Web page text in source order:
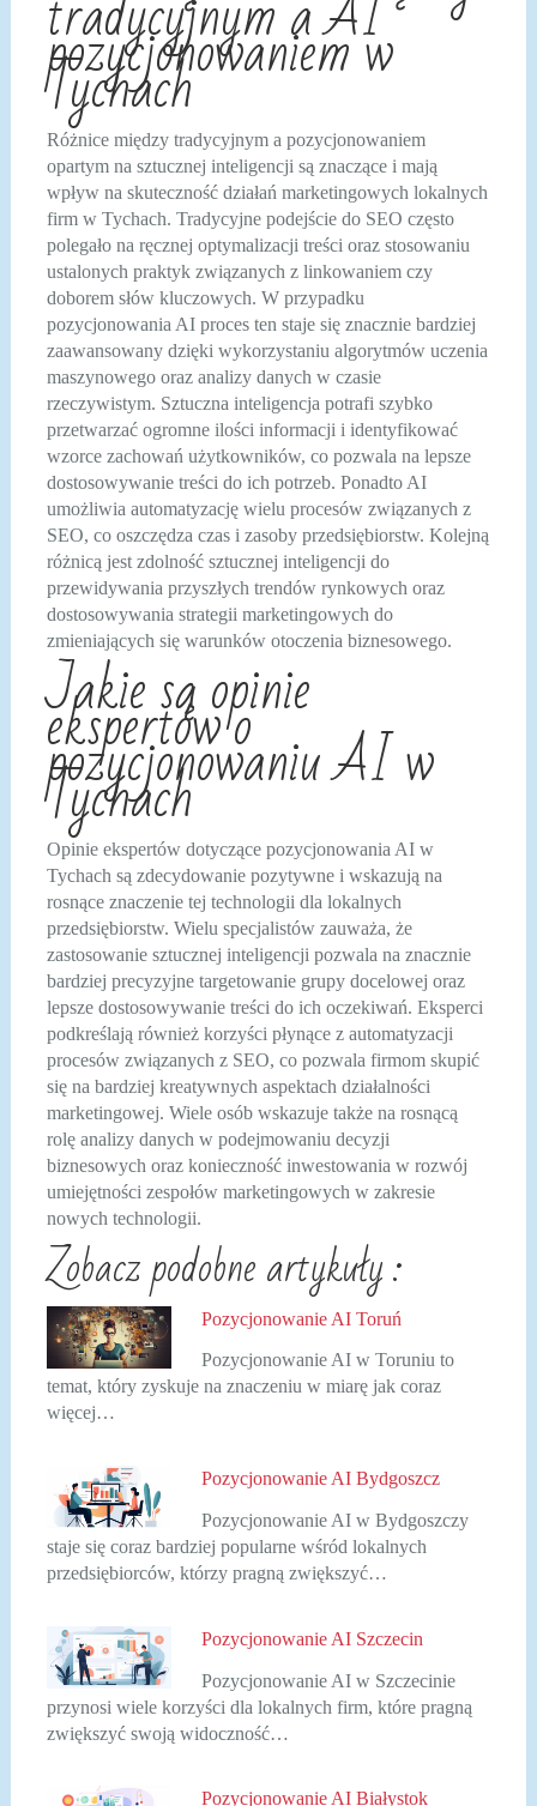
pozycjonowaniem w
Tychach
Różnice między tradycyjnym a pozycjonowaniem
opartym na sztucznej inteligencji są znaczące i mają
wpływ na skuteczność działań marketingowych lokalnych
firm w Tychach. Tradycyjne podejście do SEO często
polegało na ręcznej optymalizacji treści oraz stosowaniu
ustalonych praktyk związanych z linkowaniem czy
doborem słów kluczowych. W przypadku
pozycjonowania AI proces ten staje się znacznie bardziej
zaawansowany dzięki wykorzystaniu algorytmów uczenia
maszynowego oraz analizy danych w czasie
rzeczywistym. Sztuczna inteligencja potrafi szybko
przetwarzać ogromne ilości informacji i identyfikować
wzorce zachowań użytkowników, co pozwala na lepsze
dostosowywanie treści do ich potrzeb. Ponadto AI
umożliwia automatyzację wielu procesów związanych z
SEO, co oszczędza czas i zasoby przedsiębiorstw. Kolejną
różnicą jest zdolność sztucznej inteligencji do
przewidywania przyszłych trendów rynkowych oraz
dostosowywania strategii marketingowych do
zmieniających się warunków otoczenia biznesowego.
Jakie są opinie
ekspertów o
pozycjonowaniu AI w
Tychach
Opinie ekspertów dotyczące pozycjonowania AI w
Tychach są zdecydowanie pozytywne i wskazują na
rosnące znaczenie tej technologii dla lokalnych
przedsiębiorstw. Wielu specjalistów zauważa, że
zastosowanie sztucznej inteligencji pozwala na znacznie
bardziej precyzyjne targetowanie grupy docelowej oraz
lepsze dostosowywanie treści do ich oczekiwań. Eksperci
podkreślają również korzyści płynące z automatyzacji
procesów związanych z SEO, co pozwala firmom skupić
się na bardziej kreatywnych aspektach działalności
marketingowej. Wiele osób wskazuje także na rosnącą
rolę analizy danych w podejmowaniu decyzji
biznesowych oraz konieczność inwestowania w rozwój
umiejętności zespołów marketingowych w zakresie
nowych technologii.
Zobacz podobne artykuły :
Pozycjonowanie AI Toruń
Pozycjonowanie AI w Toruniu to
temat, który zyskuje na znaczeniu w miarę jak coraz
więcej…
Pozycjonowanie AI Bydgoszcz
Pozycjonowanie AI w Bydgoszczy
staje się coraz bardziej popularne wśród lokalnych
przedsiębiorców, którzy pragną zwiększyć…
Pozycjonowanie AI Szczecin
Pozycjonowanie AI w Szczecinie
przynosi wiele korzyści dla lokalnych firm, które pragną
zwiększyć swoją widoczność…
Pozycjonowanie AI Białystok